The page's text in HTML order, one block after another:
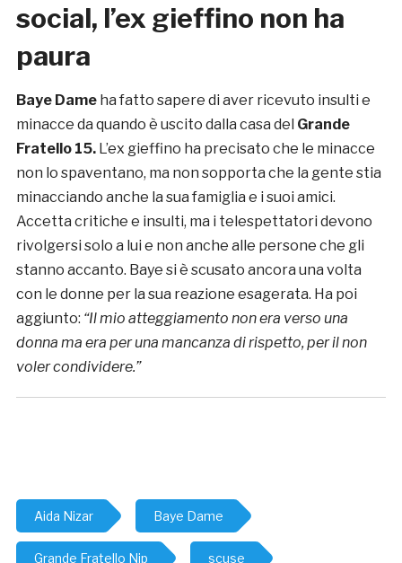
social, l’ex gieffino non ha
paura
Baye Dameha fatto sapere di aver ricevuto insulti e
minacce da quando è uscito dalla casa del Grande
Fratello 15. L’ex gieffino ha precisato che le minacce
non lo spaventano, ma non sopporta che la gente stia
minacciando anche la sua famiglia e i suoi amici.
Accetta critiche e insulti, ma i telespettatori devono
rivolgersi solo a lui e non anche alle persone che gli
stanno accanto. Baye si è scusato ancora una volta
con le donne per la sua reazione esagerata. Ha poi
aggiunto: “Il mio atteggiamento non era verso una
donna ma era per una mancanza di rispetto, per il non
voler condividere.”
Aida Nizar Baye Dame
Grande Fratello Nip scuse